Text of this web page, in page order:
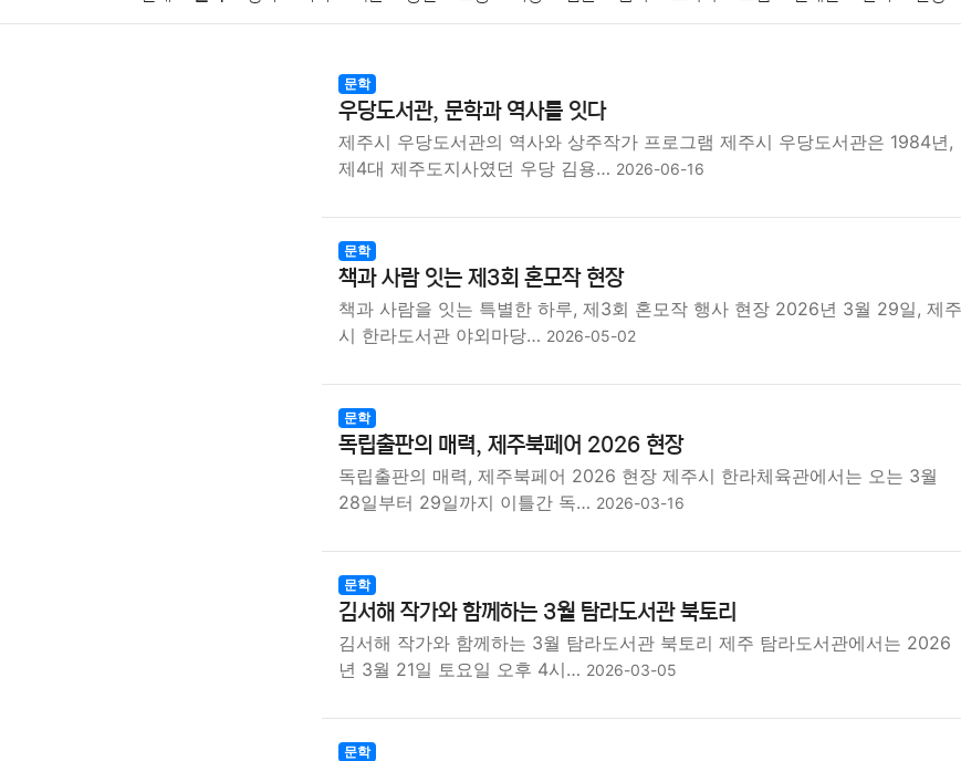
기술 종교 사회 정치 건강
문학
우당도서관, 문학과 역사를 잇다
제주시 우당도서관의 역사와 상주작가 프로그램 제주시 우당도서관은 1984년,
제4대 제주도지사였던 우당 김용… 2026-06-16
문학
책과 사람 잇는 제3회 혼모작 현장
책과 사람을 잇는 특별한 하루, 제3회 혼모작 행사 현장 2026년 3월 29일, 제주
시 한라도서관 야외마당… 2026-05-02
문학
독립출판의 매력, 제주북페어 2026 현장
독립출판의 매력, 제주북페어 2026 현장 제주시 한라체육관에서는 오는 3월
28일부터 29일까지 이틀간 독… 2026-03-16
문학
김서해 작가와 함께하는 3월 탐라도서관 북토리
김서해 작가와 함께하는 3월 탐라도서관 북토리 제주 탐라도서관에서는 2026
년 3월 21일 토요일 오후 4시… 2026-03-05
문학